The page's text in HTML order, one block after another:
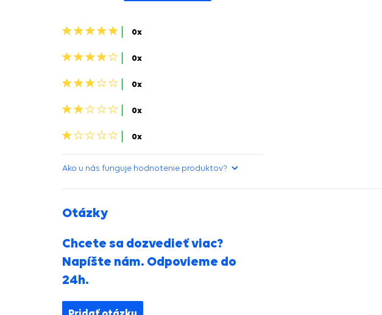
5
0x
4
0x
3
0x
2
0x
1
0x
Ako u nás funguje hodnotenie produktov?
Otázky
Chcete sa dozvedieť viac?
Napíšte nám. Odpovieme do
24h.